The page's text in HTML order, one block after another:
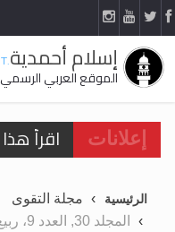
إسلام أحمدية.NET
الموقع العربي الرسمي
إعلانات
اقرأ
تعميم
الرئيسية
مجلة التقوى